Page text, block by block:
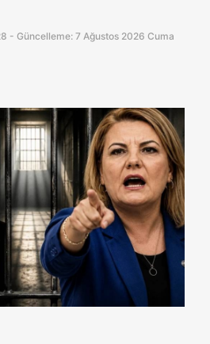
- Güncelleme: 7 Ağustos 2026 Cuma